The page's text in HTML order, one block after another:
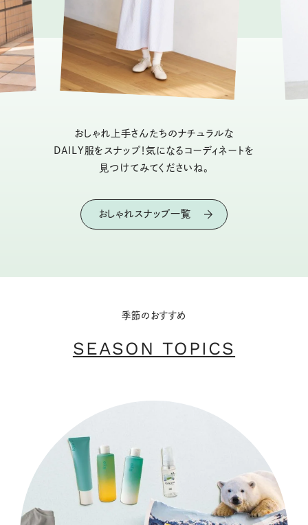
おしゃれ上手さんたちのナチュラルな
DAILY服をスナップ！気になるコーディネートを
見つけてみてくださいね。
おしゃれスナップ一覧
季節のおすすめ
SEASON TOPICS